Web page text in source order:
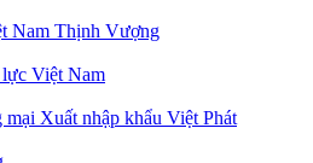
Nam Thịnh Vượng
Việt Nam
Xuất nhập khẩu Việt Phát